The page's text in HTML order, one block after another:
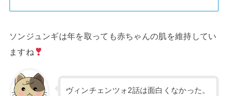
ソンジュンギは年を取っても赤ちゃんの肌を維持してい
ますね
ヴィンチェンツォ2話は面白くなかった。